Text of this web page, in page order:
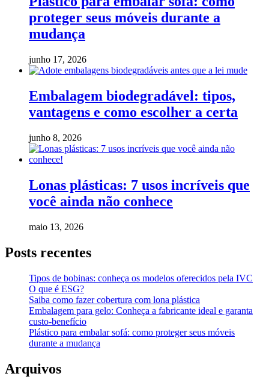
proteger seus móveis durante a
mudança
junho 17, 2026
Embalagem biodegradável: tipos,
vantagens e como escolher a certa
junho 8, 2026
Lonas plásticas: 7 usos incríveis que
você ainda não conhece
maio 13, 2026
Posts recentes
Tipos de bobinas: conheça os modelos oferecidos pela IVC
O que é ESG?
Saiba como fazer cobertura com lona plástica
Embalagem para gelo: Conheça a fabricante ideal e garanta
custo-benefício
Plástico para embalar sofá: como proteger seus móveis
durante a mudança
Arquivos